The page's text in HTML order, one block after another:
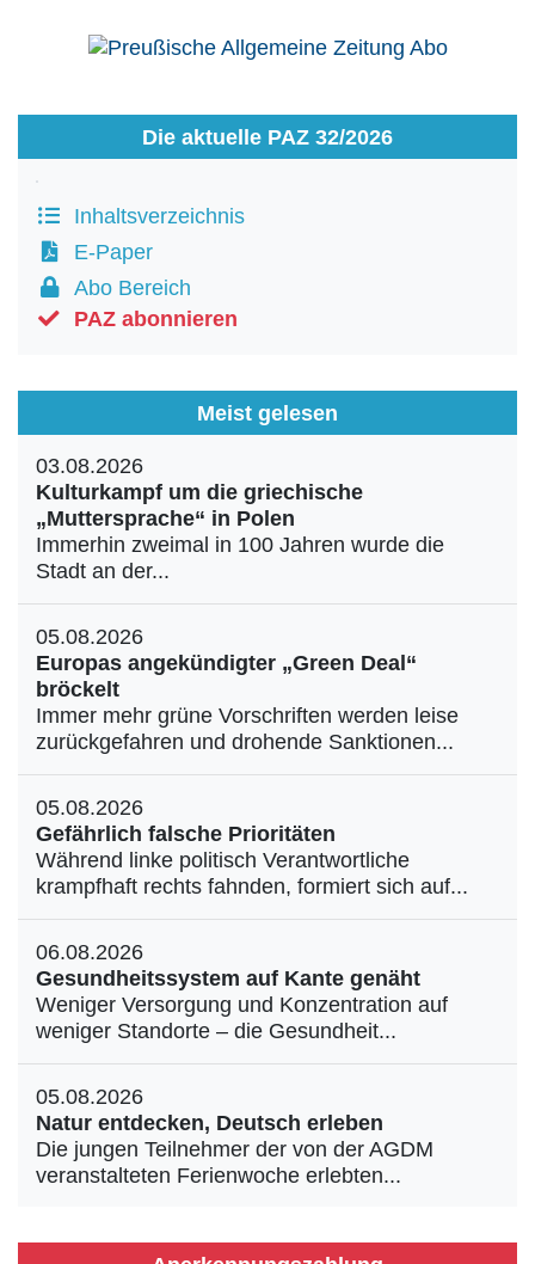
Die aktuelle PAZ 32/2026
Inhaltsverzeichnis
E-Paper
Abo Bereich
PAZ abonnieren
Meist gelesen
03.08.2026
Kulturkampf um die griechische
„Muttersprache“ in Polen
Immerhin zweimal in 100 Jahren wurde die
Stadt an der...
05.08.2026
Europas angekündigter „Green Deal“
bröckelt
Immer mehr grüne Vorschriften werden leise
zurückgefahren und drohende Sanktionen...
05.08.2026
Gefährlich falsche Prioritäten
Während linke politisch Verantwortliche
krampfhaft rechts fahnden, formiert sich auf...
06.08.2026
Gesundheitssystem auf Kante genäht
Weniger Versorgung und Konzentration auf
weniger Standorte – die Gesundheit...
05.08.2026
Natur entdecken, Deutsch erleben
Die jungen Teilnehmer der von der AGDM
veranstalteten Ferienwoche erlebten...